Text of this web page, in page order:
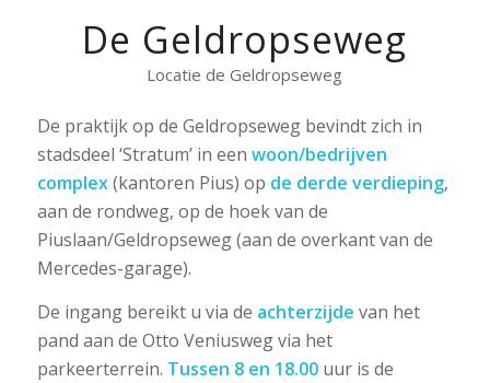
De Geldropseweg
Locatie de Geldropseweg
De praktijk op de Geldropseweg bevindt zich in
stadsdeel ‘Stratum’ in een woon/bedrijven
complex(kantoren Pius) op de derde verdieping,
aan de rondweg, op de hoek van de
Piuslaan/Geldropseweg (aan de overkant van de
Mercedes-garage).
De ingang bereikt u via de achterzijde van het
pand aan de Otto Veniusweg via het
parkeerterrein. Tussen 8 en 18.00uur is de